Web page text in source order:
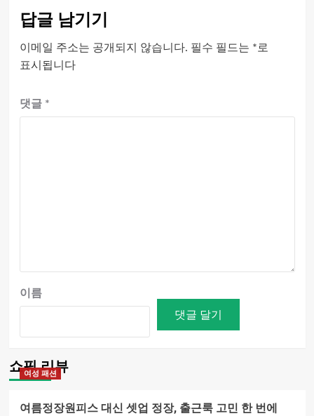
답글 남기기
이메일 주소는 공개되지 않습니다. 필수 필드는 *로
표시됩니다
댓글 *
이름
쇼핑 리뷰
여성 패션
여름정장원피스 대신 셋업 정장, 출근룩 고민 한 번에